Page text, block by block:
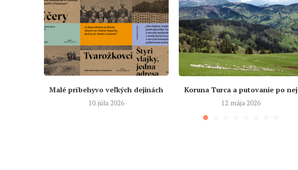
Malé príbehyvo veľkých dejinách
10. júla 2026
Koruna Turca a putovanie po nej
12. mája 2026